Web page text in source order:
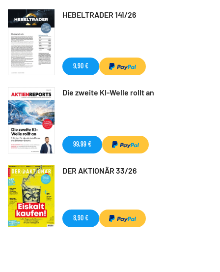
HEBELTRADER 141/26
9,90 €
Die zweite KI-Welle rollt an
99,99 €
DER AKTIONÄR 33/26
8,90 €